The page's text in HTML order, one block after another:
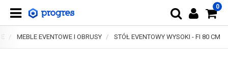
0
MEBLE EVENTOWE I OBRUSY STÓŁ EVENTOWY WYSOKI - FI 80 CM